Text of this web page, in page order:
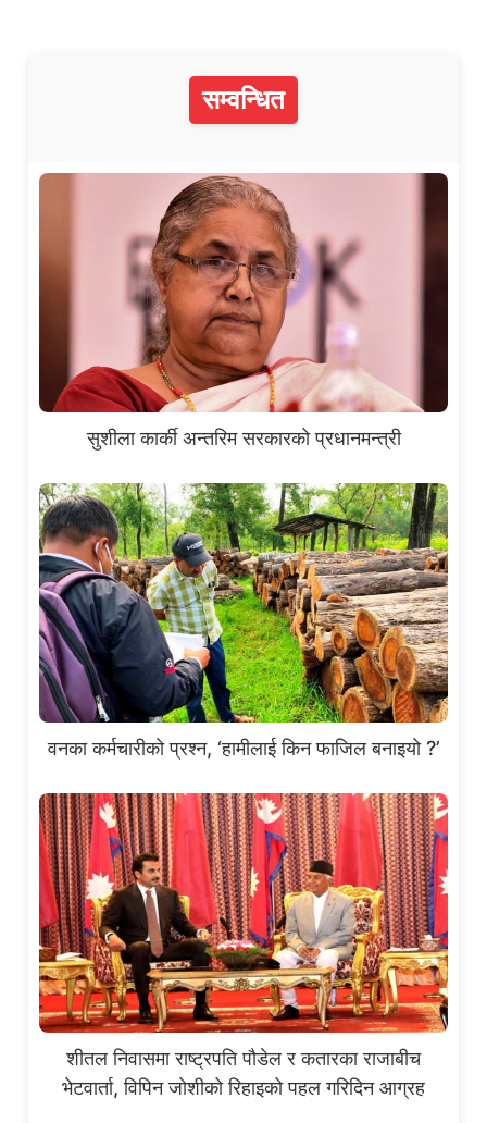
सम्वन्धित
सुशीला कार्की अन्तरिम सरकारको प्रधानमन्त्री
वनका कर्मचारीको प्रश्न, ‘हामीलाई किन फाजिल बनाइयो ?’
शीतल निवासमा राष्ट्रपति पौडेल र कतारका राजाबीच
भेटवार्ता, विपिन जोशीको रिहाइको पहल गरिदिन आग्रह